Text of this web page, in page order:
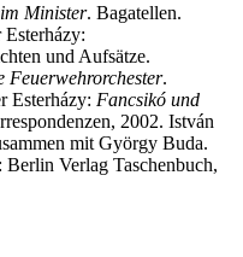
Minister. Bagatellen.
und Aufsätze.
Feuerwehrorchester.
Esterházy: Fancsikó und
2002. István
mit György Buda.
Verlag Taschenbuch,